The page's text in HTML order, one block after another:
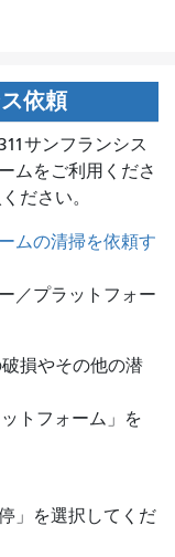
依頼
サンフランシス
ムをご利用くださ
ださい。
ムの清掃を依頼す
／プラットフォー
破損やその他の潜
トフォーム」を
」を選択してくだ